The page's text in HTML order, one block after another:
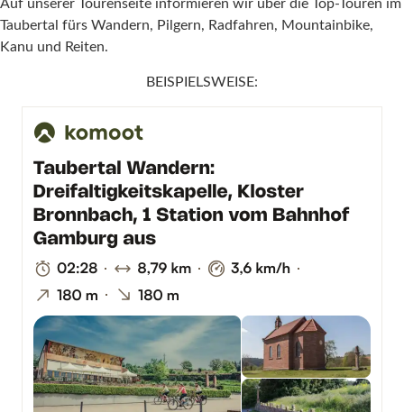
Auf unserer Tourenseite informieren wir über die Top-Touren im
Taubertal fürs Wandern, Pilgern, Radfahren, Mountainbike,
Kanu und Reiten.
BEISPIELSWEISE: